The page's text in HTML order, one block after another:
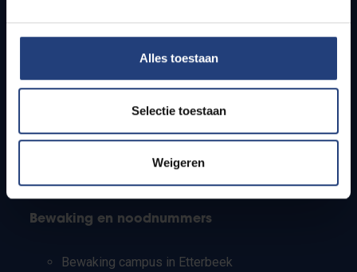
Alles toestaan
Selectie toestaan
Weigeren
Studenten
PhD-studenten
Leerkrachten en secundaire scholen
Bewaking en noodnummers
Bewaking campus in Etterbeek